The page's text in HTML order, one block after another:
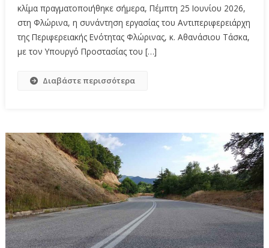
κλίμα πραγματοποιήθηκε σήμερα, Πέμπτη 25 Ιουνίου 2026,
στη Φλώρινα, η συνάντηση εργασίας του Αντιπεριφερειάρχη
της Περιφερειακής Ενότητας Φλώρινας, κ. Αθανάσιου Τάσκα,
με τον Υπουργό Προστασίας του […]
Διαβάστε περισσότερα